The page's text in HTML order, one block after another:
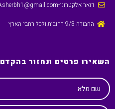
דואר אלקטרוני-Asherbh1@gmail.com
החבורה 9/3 רחובות ולכל רחבי הארץ
השאירו פרטים ונחזור בהקדם
שם מלא